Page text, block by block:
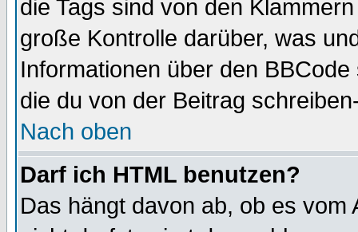
die Tags sind von den
große Kontrolle darüber, was
Informationen über den
die du von der Beitrag
Nach oben
Darf ich HTML benutzen?
Das hängt davon ab, ob es